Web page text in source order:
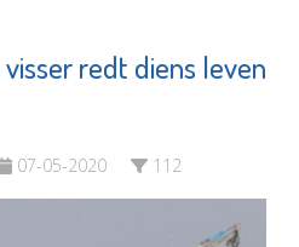
redt diens leven
07-05-2020 112